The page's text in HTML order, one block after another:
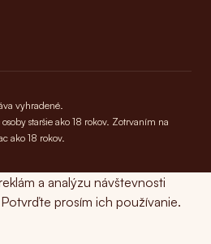
vyhradené.
staršie ako 18 rokov. Zotrvaním na
ako 18 rokov.
a analýzu návštevnosti
prosím ich používanie.